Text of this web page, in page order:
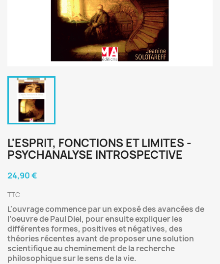
L'ESPRIT, FONCTIONS ET LIMITES -
PSYCHANALYSE INTROSPECTIVE
24,90 €
TTC
L'ouvrage commence par un exposé des avancées de
l’oeuvre de Paul Diel, pour ensuite expliquer les
différentes formes, positives et négatives, des
théories récentes avant de proposer une solution
scientifique au cheminement de la recherche
philosophique sur le sens de la vie.